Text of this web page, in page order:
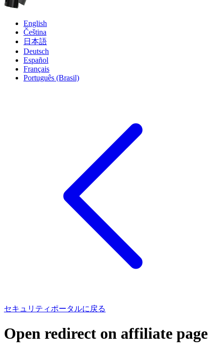
English
Čeština
日本語
Deutsch
Español
Français
Português (Brasil)
セキュリティポータルに戻る
Open redirect on affiliate page